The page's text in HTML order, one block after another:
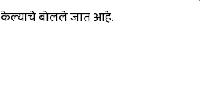
केल्याचे बोलले जात आहे.